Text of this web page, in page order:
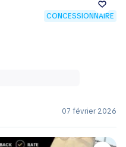
CONCESSIONNAIRE
07 février 2026